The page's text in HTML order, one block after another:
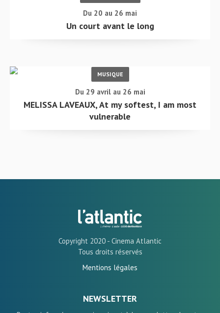
Du 20 au 26 mai
Un court avant le long
MUSIQUE
Du 29 avril au 26 mai
MELISSA LAVEAUX, At my softest, I am most
vulnerable
Copyright 2020 - Cinema Atlantic
Tous droits réservés
Mentions légales
NEWSLETTER